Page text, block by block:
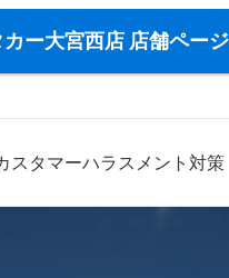
ー大宮西店 店舗ペー
スタマーハラスメント対策